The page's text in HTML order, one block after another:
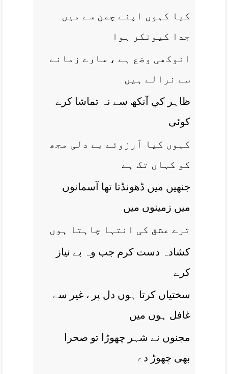
کيا کہوں اپنے چمن سے ميں
جدا کيونکر ہوا
انوکھی وضع ہے ، سارے زمانے
سے نرالے ہيں
ظاہر کي آنکھ سے نہ تماشا کرے
کوئی
کہوں کيا آرزوئے بے دلی مجھ
کو کہاں تک ہے
جنھيں ميں ڈھونڈتا تھا آسمانوں
ميں زمينوں ميں
ترے عشق کی انتہا چاہتا ہوں
کشادہ دست کرم جب وہ بے نياز
کرے
سختياں کرتا ہوں دل پر ، غير سے
غافل ہوں ميں
مجنوں نے شہر چھوڑا تو صحرا
بھی چھوڑ دے